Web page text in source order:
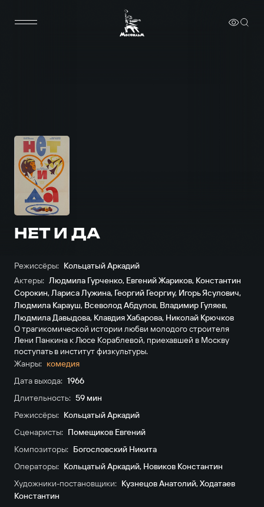
НЕТ И ДА
Режиссёры: Кольцатый Аркадий
Актеры: Людмила Гурченко, Евгений Жариков, Константин
Сорокин,Лариса Лужина, Георгий Георгиу, Игорь Ясулович,
Людмила Карауш, Всеволод Абдулов, Владимир Гуляев,
Людмила Давыдова, Клавдия Хабарова, Николай Крючков
О трагикомической истории любви молодого строителя
Лени Панкина к Люсе Кораблевой, приехавшей в Москву
поступать в институт физкультуры.
Жанры: комедия
Дата выхода: 1966
Длительность: 59 мин
Режиссёры: Кольцатый Аркадий
Сценаристы: Помещиков Евгений
Композиторы: Богословский Никита
Операторы: Кольцатый Аркадий, Новиков Константин
Художники-постановщики: Кузнецов Анатолий,Ходатаев
Константин